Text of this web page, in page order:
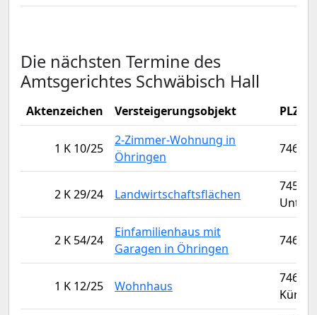
Die nächsten Termine des
Amtsgerichtes Schwäbisch Hall
Aktenzeichen Versteigerungsobjekt PLZ/
1 K 10/25
2-Zimmer-Wohnung in
Öhringen
74613
2 K 29/24 Landwirtschaftsflächen
74547
2 K 54/24
Einfamilienhaus mit
Garagen in Öhringen
74613
1 K 12/25 Wohnhaus
74653